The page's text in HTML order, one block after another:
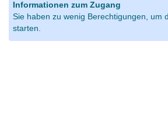
Informationen zum Zugang
Sie haben zu wenig Berechtigungen, um
starten.